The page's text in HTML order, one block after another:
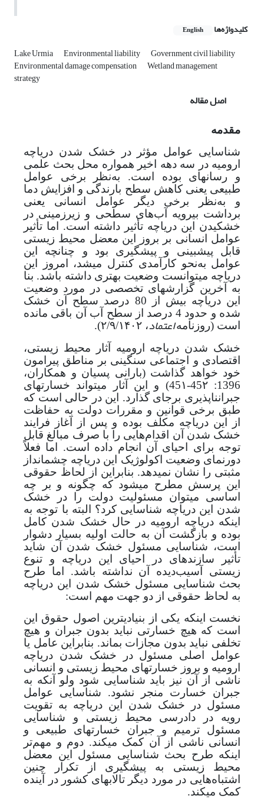
کلیدواژه‌ها English
Lake Urmia Environmental liability Government civil liability
Environmental damage compensation Wetland management
strategy
اصل مقاله
مقدمه
شناسایی عوامل مؤثر در خشک شدن دریاچه
ارومیه در سه دهه اخیر همواره محل بحث علمی
و رسانه­ای بوده است. به‌نظر برخی عوامل
طبیعی یعنی کاهش سطح بارندگی و افزایش دما
و به‌نظر برخی دیگر عوامل انسانی یعنی
برداشت بی­رویه آب‌های سطحی و زیرزمینی در
خشکیدن این دریاچه تأثیر داشته­ است. اما تأثیر
عوامل انسانی بر بروز این معضل محیط زیستی
قابل پیش­بینی و پیشگیری بود و چنانچه این
عوامل به‌نحو کارآمدی کنترل می­شد، امروز این
دریاچه می­توانست وضعیت بهتری داشته باشد. بنا
به آخرین گزارش­های تخصصی در مورد وضعیت
این دریاچه بیش از 80 درصد سطح آن خشک
شده و حدود 4 درصد از سطح آب آن باقی مانده
است (روزنامهاعتماد، ۲/۹/۱۴۰۲).
خشک شدن دریاچه ارومیه آثار محیط زیستی،
اقتصادی و اجتماعی سنگینی بر مناطق پیرامون
خود خواهد گذاشت (بارانی پسیان و همکاران،
1396: 45۲-45۱
) و این آثار می­تواند خسارت­های
جبران­ناپذیری برجای گذارد.
این در حالی است که
طبق برخی قوانین و مقررات دولت به حفاظت
از این دریاچه مکلف بوده و پس از آغاز فرایند
خشک شدن آن اقدام‌هایی را با صرف مبالغ قابل
توجه برای احیای آن انجام داده است. اما فعلاً
دورنمای وضعیت اکولوژیک این دریاچه چشم­انداز
مثبتی را نشان نمی­دهد. بنابراین از لحاظ حقوقی
این پرسش مطرح می­شود که چگونه و بر چه
اساسی می­توان مسئولیت دولت را در خشک
شدن این دریاچه شناسایی کرد؟ البته با توجه به
اینکهدریاچه ارومیه در حال خشک شدن کامل
بوده و بازگشت آن به حالت اولیه بسیار دشوار
است، شناسایی مسئول خشک شدن آن شاید
تأثیر سازنده­ای در احیای این دریاچه و تنوع
زیستی آسیب‌دیده آن نداشته باشد. اما طرح
بحث شناسایی مسئول خشک شدن این دریاچه
به لحاظ حقوقی از دو جهت مهم است:
نخست اینکه یکی از بنیادی­ترین اصول حقوق این
است که هیچ خسارتی نباید بدون جبران و هیچ
تخلفی نباید بدون مجازات بماند. بنابراین عامل یا
عوامل اصلی مسئول در خشک شدن دریاچه
ارومیه و بروز خسارت­های محیط زیستی و انسانی
ناشی از آن نیز باید شناسایی شود ولو آنکه به
جبران خسارت منجر نشود. شناسایی عوامل
مسئول در خشک شدن این دریاچه به تقویت
رویه در دادرسی محیط زیستی و شناسایی
مسئول ترمیم و جبران خسارت­های طبیعی و
انسانی ناشی از آن کمک می­کند. دوم و مهم‌تر
اینکه طرح بحث شناسایی مسئول این معضل
محیط زیستی به پیشگیری از تکرار چنین
اشتباه‌هایی در مورد دیگر تالاب­های کشور در آینده
کمک می­کند.